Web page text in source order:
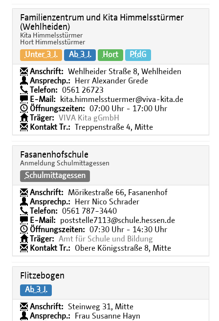
Familienzentrum und Kita Himmelsstürmer
(Wehlheiden)
Kita Himmelsstürmer
Hort Himmelsstürmer
Unter 3 J. Ab 3 J. Hort PfdG
Anschrift:
Wehlheider Straße 8, Wehlheiden
Ansprechp.:
Herr Alexander Grede
Telefon:
0561 26723
E-Mail:
kita.himmelsstuermer@viva-kita.de
Öffnungszeiten:
07:00 Uhr - 17:00 Uhr
Träger:
VIVA Kita gGmbH
Kontakt Tr.:
Treppenstraße 4, Mitte
Fasanenhofschule
Anmeldung Schulmittagessen
Schulmittagessen
Anschrift:
Mörikestraße 66, Fasanenhof
Ansprechp.:
Herr Nico Schrader
Telefon:
0561 787−3440
E-Mail:
poststelle7113@schule.hessen.de
Öffnungszeiten:
07:30 Uhr - 14:30 Uhr
Träger:
Amt für Schule und Bildung
Kontakt Tr.:
Obere Königsstraße 8, Mitte
Flitzebogen
Ab 3 J.
Anschrift:
Steinweg 31, Mitte
Ansprechp.:
Frau Susanne Hayn